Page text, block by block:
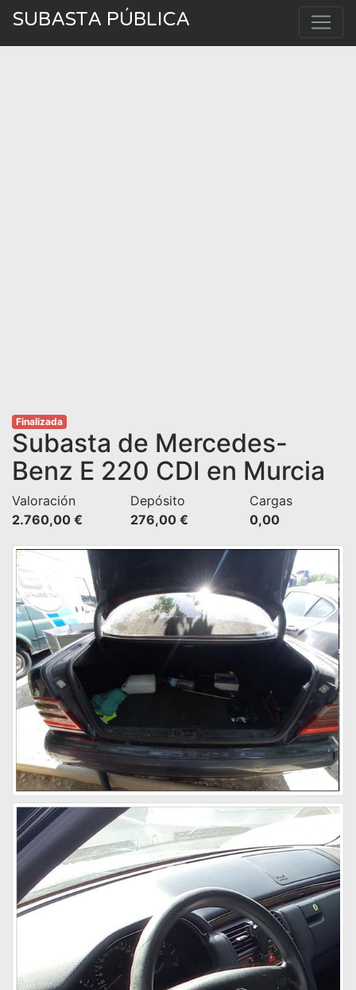
SUBASTA PÚBLICA
Finalizada
Subasta de Mercedes-
Benz E 220 CDI en Murcia
Valoración
2.760,00 €
Depósito
276,00 €
Cargas
0,00 